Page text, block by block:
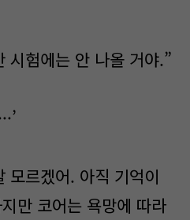
시험에는 안 나올 거야.”
모르겠어. 아직 기억이
만 코어는 욕망에 따라